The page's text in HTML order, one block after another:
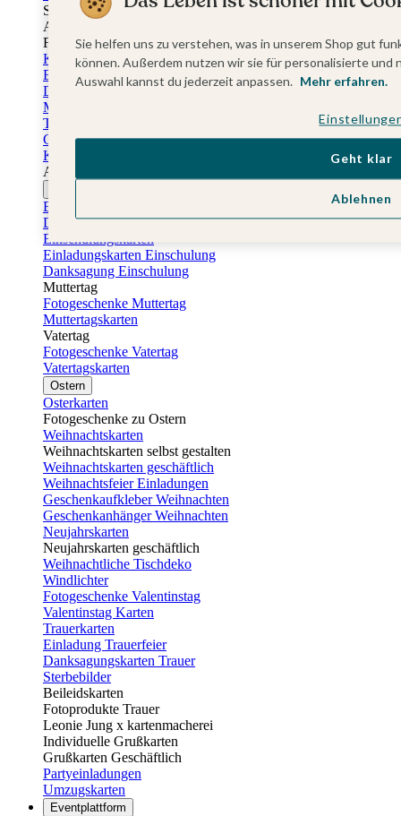
Sticker Taufe
Absenderaufkleber Taufe
Fotobuch Taufe
Konfirmationskarten
Einladungskarten Konfirmation
Danksagung Konfirmation
Menükarten Konfirmation
Tischkarten Konfirmation
Gästebuch Konfirmation
Kerzen Konfirmation
Aufkleber zum Anlass Ihres Kindes
Einladungskarten Firmung
Dankeskarten Firmung
Einschulungskarten
Einladungskarten Einschulung
Danksagung Einschulung
Muttertag
Fotogeschenke Muttertag
Muttertagskarten
Vatertag
Fotogeschenke Vatertag
Vatertagskarten
Ostern
Osterkarten
Fotogeschenke zu Ostern
Weihnachtskarten
Weihnachtskarten selbst gestalten
Weihnachtskarten geschäftlich
Weihnachtsfeier Einladungen
Geschenkaufkleber Weihnachten
Geschenkanhänger Weihnachten
Neujahrskarten
Neujahrskarten geschäftlich
Weihnachtliche Tischdeko
Windlichter
Fotogeschenke Valentinstag
Valentinstag Karten
Trauerkarten
Einladung Trauerfeier
Danksagungskarten Trauer
Sterbebilder
Beileidskarten
Fotoprodukte Trauer
Leonie Jung x kartenmacherei
Individuelle Grußkarten
Grußkarten Geschäftlich
Partyeinladungen
Umzugskarten
Eventplattform
Sie helfen uns zu verstehen, was in unserem Shop gut
können. Außerdem nutzen wir sie für personalisierte
Auswahl kannst du jederzeit anpassen. Mehr erfahren.
Ablehnen
Geht klar